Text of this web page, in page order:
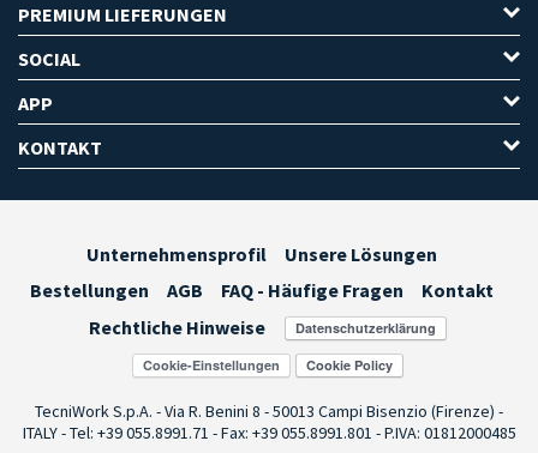
PREMIUM LIEFERUNGEN
SOCIAL
APP
KONTAKT
Unternehmensprofil
Unsere Lösungen
Bestellungen
AGB FAQ - Häufige Fragen
Kontakt
Rechtliche Hinweise
Cookie-Einstellungen
TecniWork S.p.A. - Via R. Benini 8 - 50013 Campi Bisenzio (Firenze) -
ITALY - Tel: +39 055.8991.71 - Fax: +39 055.8991.801 - P.IVA: 01812000485